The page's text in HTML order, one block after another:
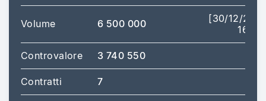
Volume 6 500 000
[30/12/
Controvalore 3 740 550
Contratti 7